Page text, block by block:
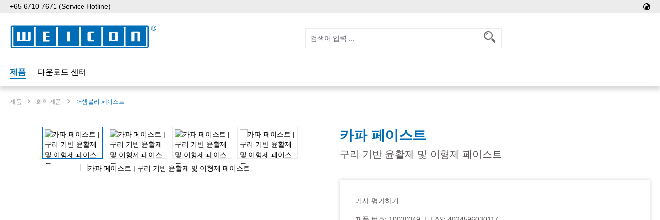
to main content
Skip to search
Skip to main navigation
+65 6710 7671 (Service Hotline)
제품 다운로드 센터
제품 화학 제품 어셈블리 페이스트
Skip image gallery 카파 페이스트
구리 기반 윤활제 및 이형제 페이스트
기사 평가하기